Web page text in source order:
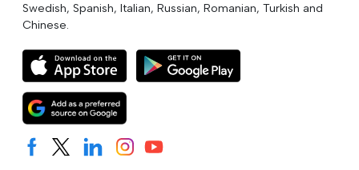
Swedish, Spanish, Italian, Russian, Romanian, Turkish and
Chinese.